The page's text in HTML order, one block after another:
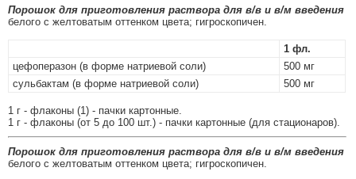
Порошок для приготовления раствора для в/в и в/м введения
белого с желтоватым оттенком цвета; гигроскопичен.
1 фл.
цефоперазон (в форме натриевой соли)
500 мг
сульбактам (в форме натриевой соли)
500 мг
1 г - флаконы (1) - пачки картонные.
1 г - флаконы (от 5 до 100 шт.) - пачки картонные (для стационаров).
Порошок для приготовления раствора для в/в и в/м введения
белого с желтоватым оттенком цвета; гигроскопичен.